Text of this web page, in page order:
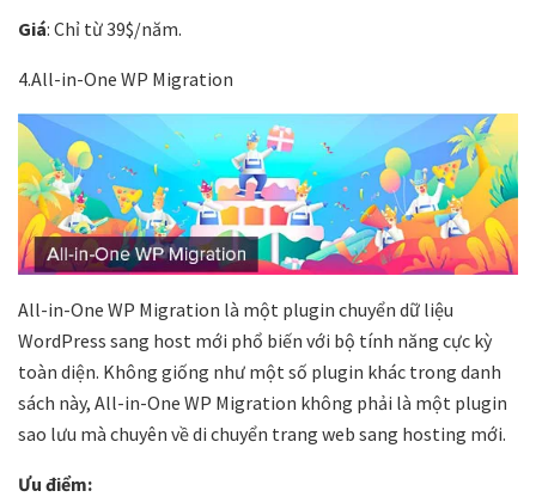
Giá: Chỉ từ 39$/năm.
4.All-in-One WP Migration
All-in-One WP Migration là một plugin chuyển dữ liệu
WordPress sang host mới phổ biến với bộ tính năng cực kỳ
toàn diện. Không giống như một số plugin khác trong danh
sách này, All-in-One WP Migration không phải là một plugin
sao lưu mà chuyên về di chuyển trang web sang hosting mới.
Ưu điểm: